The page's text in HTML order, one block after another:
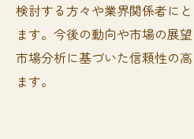
検討する方々や業界関係者に
ます。今後の動向や市場の展
市場分析に基づいた信頼性の
ます。